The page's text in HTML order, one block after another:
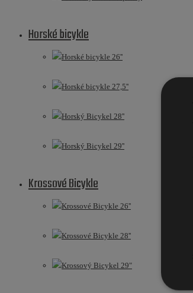
Horské bicykle
Horské bicykle 26''
Horské bicykle 27,5''
Horský Bicykel 28''
Horský Bicykel 29''
Krossové Bicykle
Krossové Bicykle 26''
Krossové Bicykle 28''
Krossový Bicykel 29"